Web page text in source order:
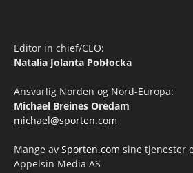
Editor in chief/CEO:
Natalia Jolanta Pobłocka
Ansvarlig Norden og Nord-Europa:
Michael Breines Oredam
michael@sporten.com
Mange av Sporten.com sine tjenester
Appelsin Media AS